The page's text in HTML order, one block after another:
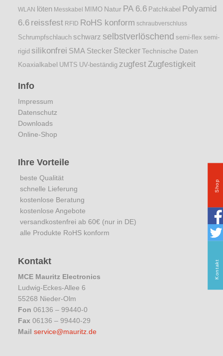
WLAN löten Messkabel MIMO Natur PA 6.6 Patchkabel Polyamid
6.6 reissfest RFID RoHS konform schraubverschluss
Schrumpfschlauch schwarz selbstverlöschend semi-flex semi-
rigid silikonfrei SMA Stecker Stecker Technische Daten
Koaxialkabel UMTS UV-beständig zugfest Zugfestigkeit
Info
Impressum
Datenschutz
Downloads
Online-Shop
Ihre Vorteile
beste Qualität
schnelle Lieferung
kostenlose Beratung
kostenlose Angebote
versandkostenfrei ab 60€ (nur in DE)
alle Produkte RoHS konform
Kontakt
MCE Mauritz Electronics
Ludwig-Eckes-Allee 6
55268 Nieder-Olm
Fon 06136 – 99440-0
Fax 06136 – 99440-29
Mail service@mauritz.de
Shop
Kontakt